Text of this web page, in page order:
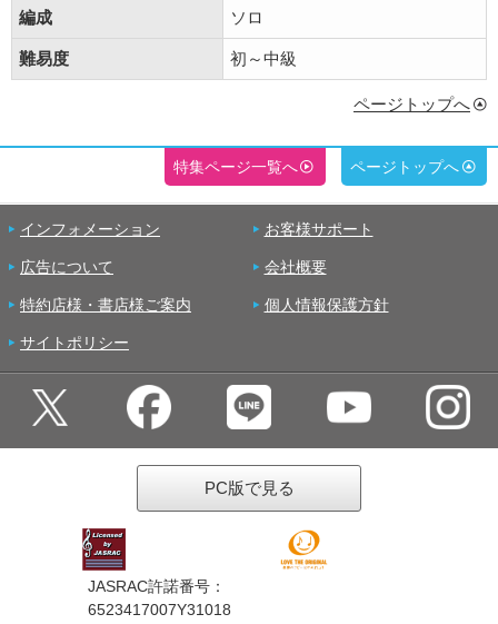
編成 ソロ
難易度 初～中級
ページトップへ
特集ページ一覧へ ページトップへ
インフォメーション お客様サポート
広告について 会社概要
特約店様・書店様ご案内 個人情報保護方針
サイトポリシー
PC版で見る
JASRAC許諾番号：
6523417007Y31018